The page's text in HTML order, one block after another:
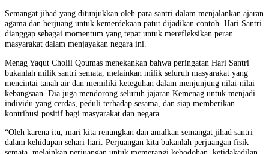
Semangat jihad yang ditunjukkan oleh para santri dalam menjalankan ajaran
agama dan berjuang untuk kemerdekaan patut dijadikan contoh. Hari Santri
dianggap sebagai momentum yang tepat untuk merefleksikan peran
masyarakat dalam menjayakan negara ini.
Menag Yaqut Cholil Qoumas menekankan bahwa peringatan Hari Santri
bukanlah milik santri semata, melainkan milik seluruh masyarakat yang
mencintai tanah air dan memiliki keteguhan dalam menjunjung nilai-nilai
kebangsaan. Dia juga mendorong seluruh jajaran Kemenag untuk menjadi
individu yang cerdas, peduli terhadap sesama, dan siap memberikan
kontribusi positif bagi masyarakat dan negara.
“Oleh karena itu, mari kita renungkan dan amalkan semangat jihad santri
dalam kehidupan sehari-hari. Perjuangan kita bukanlah perjuangan fisik